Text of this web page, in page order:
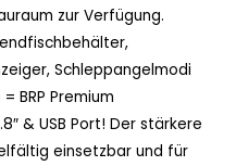
zur Verfügung.
Schleppangelmodi
BRP Premium
& USB Port! Der stärkere
einsetzbar und für